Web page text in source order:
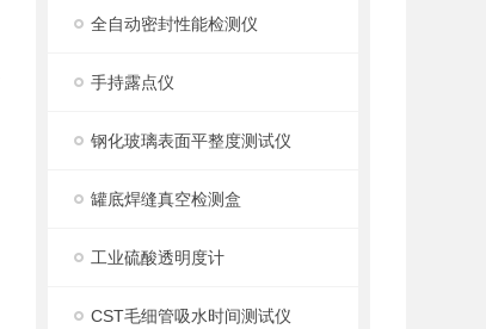
全自动密封性能检测仪
手持露点仪
钢化玻璃表面平整度测试仪
罐底焊缝真空检测盒
工业硫酸透明度计
CST毛细管吸水时间测试仪